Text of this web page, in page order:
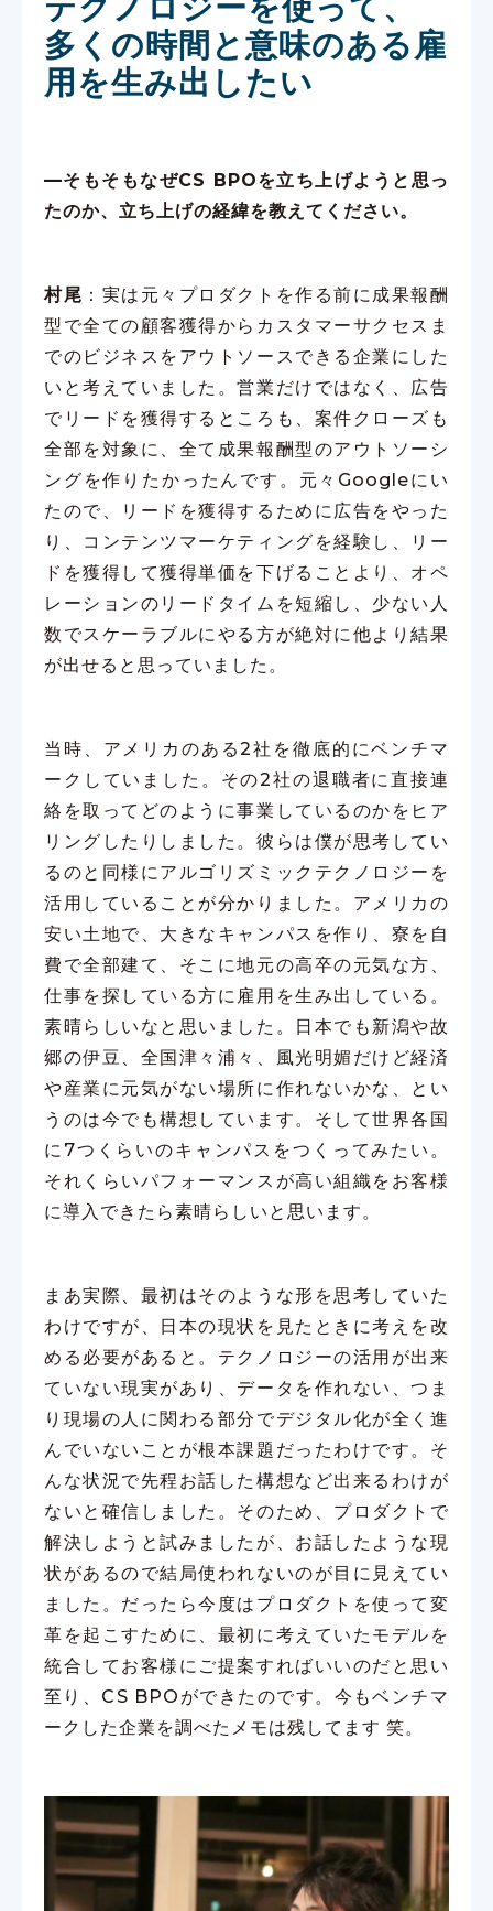
多くの時間と意味のある雇
用を生み出したい
—そもそもなぜCS BPOを立ち上げようと思っ
たのか、立ち上げの経緯を教えてください。
村尾 ：実は元々プロダクトを作る前に成果報酬
型で全ての顧客獲得からカスタマーサクセスま
でのビジネスをアウトソースできる企業にした
いと考えていました。営業だけではなく、広告
でリードを獲得するところも、案件クローズも
全部を対象に、全て成果報酬型のアウトソーシ
ングを作りたかったんです。元々Googleにい
たので、リードを獲得するために広告をやった
り、コンテンツマーケティングを経験し、リー
ドを獲得して獲得単価を下げることより、オペ
レーションのリードタイムを短縮し、少ない人
数でスケーラブルにやる方が絶対に他より結果
が出せると思っていました。
当時、アメリカのある2社を徹底的にベンチマ
ークしていました。その2社の退職者に直接連
絡を取ってどのように事業しているのかをヒア
リングしたりしました。彼らは僕が思考してい
るのと同様にアルゴリズミックテクノロジーを
活用していることが分かりました。アメリカの
安い土地で、大きなキャンパスを作り、寮を自
費で全部建て、そこに地元の高卒の元気な方、
仕事を探している方に雇用を生み出している。
素晴らしいなと思いました。日本でも新潟や故
郷の伊豆、全国津々浦々、風光明媚だけど経済
や産業に元気がない場所に作れないかな、とい
うのは今でも構想しています。そして世界各国
に7つくらいのキャンパスをつくってみたい。
それくらいパフォーマンスが高い組織をお客様
に導入できたら素晴らしいと思います。
まあ実際、最初はそのような形を思考していた
わけですが、日本の現状を見たときに考えを改
める必要があると。テクノロジーの活用が出来
ていない現実があり、データを作れない、つま
り現場の人に関わる部分でデジタル化が全く進
んでいないことが根本課題だったわけです。そ
んな状況で先程お話した構想など出来るわけが
ないと確信しました。そのため、プロダクトで
解決しようと試みましたが、お話したような現
状があるので結局使われないのが目に見えてい
ました。だったら今度はプロダクトを使って変
革を起こすために、最初に考えていたモデルを
統合してお客様にご提案すればいいのだと思い
至り、CS BPOができたのです。今もベンチマ
ークした企業を調べたメモは残してます 笑。